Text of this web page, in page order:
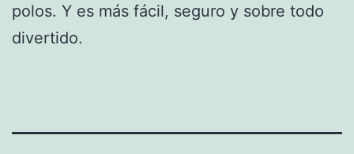
polos. Y es más fácil, seguro y sobre todo
divertido.